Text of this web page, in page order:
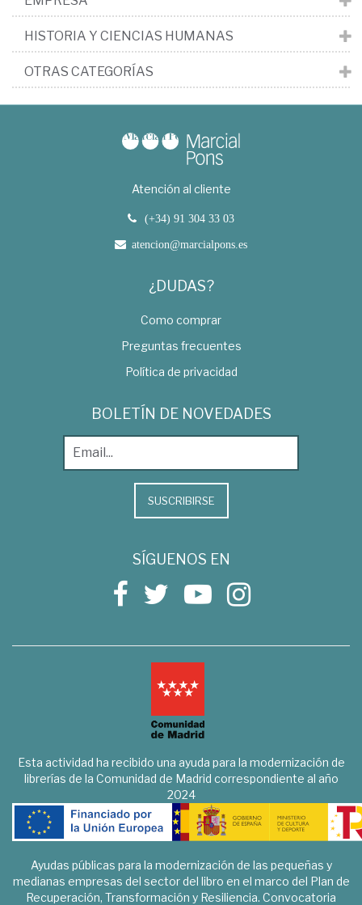
HISTORIA Y CIENCIAS HUMANAS
OTRAS CATEGORÍAS
Atención al cliente
(+34) 91 304 33 03
atencion@marcialpons.es
¿DUDAS?
Como comprar
Preguntas frecuentes
Política de privacidad
BOLETÍN DE NOVEDADES
SUSCRIBIRSE
SÍGUENOS EN
Esta actividad ha recibido una ayuda para la modernización de
librerías de la Comunidad de Madrid correspondiente al año
2024
Ayudas públicas para la modernización de las pequeñas y
medianas empresas del sector del libro en el marco del Plan de
Recuperación, Transformación y Resiliencia. Convocatoria